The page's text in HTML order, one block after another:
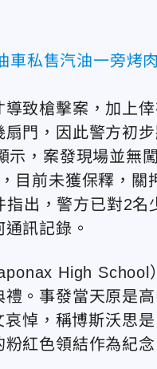
車私售汽油一旁
致槍擊案，加上
門，因此警方初
，案發現場並無
目前未獲保釋，關
出，警方已對2名
訊記錄。
High School
。事發當天原是
悼，稱博斯沃思
紅色領結作為紀念